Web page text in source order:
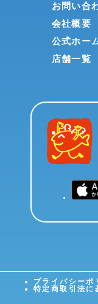
お問い合
会社概要
公式ホー
店舗一覧
プライバシーポ
特定商取引法に